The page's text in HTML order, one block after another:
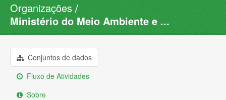
Conjuntos de dados
Organizações
Sobre
Organizações
Ministério do Meio Ambiente e ...
Conjuntos de dados
Fluxo de Atividades
Sobre